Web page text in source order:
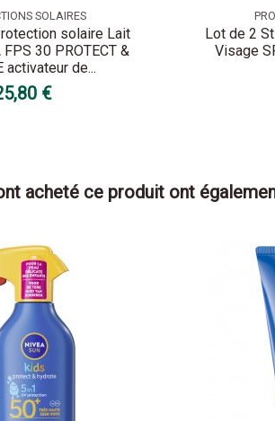
SOLAIRES
solaire Lait
FPS 30 PROTECT &
activateur de...
€
Lot de 2
Visage
acheté ce produit ont